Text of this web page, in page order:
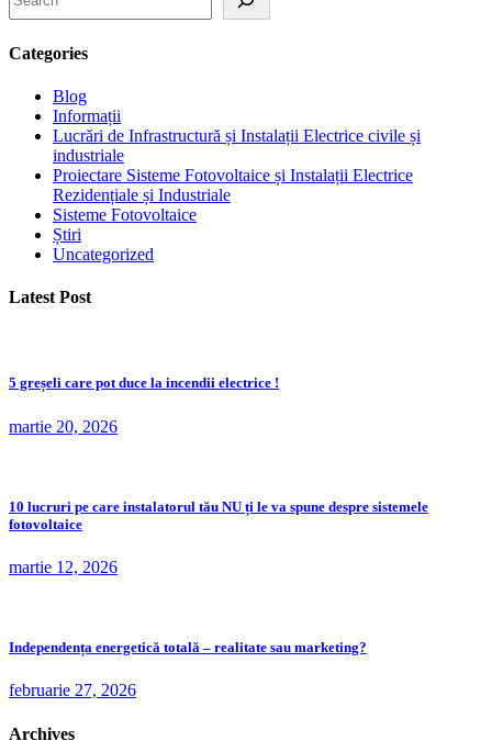
Categories
Blog
Informații
Lucrări de Infrastructură și Instalații Electrice civile și
industriale
Proiectare Sisteme Fotovoltaice și Instalații Electrice
Rezidențiale și Industriale
Sisteme Fotovoltaice
Știri
Uncategorized
Latest Post
5 greșeli care pot duce la incendii electrice !
martie 20, 2026
10 lucruri pe care instalatorul tău NU ți le va spune despre sistemele
fotovoltaice
martie 12, 2026
Independența energetică totală – realitate sau marketing?
februarie 27, 2026
Archives